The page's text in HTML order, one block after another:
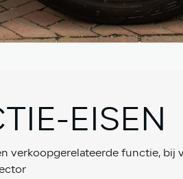
EISEN
verkoopgerelateerde functie, bij